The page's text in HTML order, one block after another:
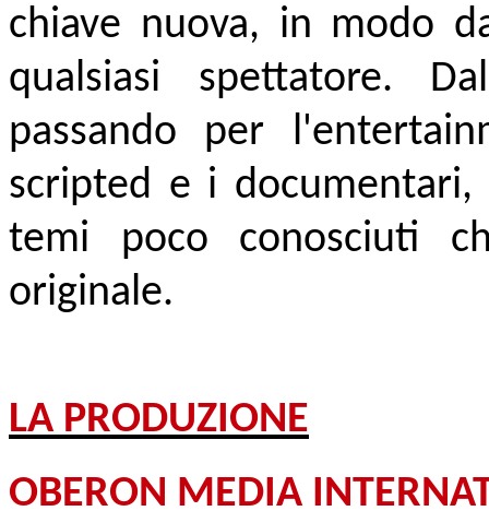
chiave nuova, in modo
qualsiasi spettatore.
passando per
scripted e i documentari,
temi poco conosciuti
originale.
LA PRODUZIONE
OBERON MEDIA